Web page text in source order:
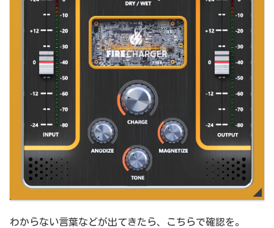
わからない言葉などが出てきたら、こちらで確認を。